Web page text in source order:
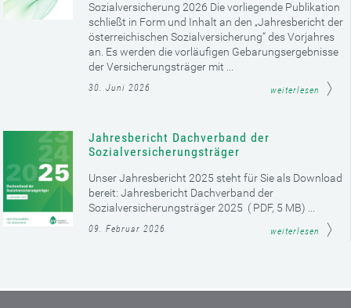
Sozialversicherung 2026 Die vorliegende Publikation
schließt in Form und Inhalt an den „Jahresbericht der
österreichischen Sozialversicherung“ des Vorjahres
an. Es werden die vorläufigen Gebarungsergebnisse
der Versicherungsträger mit ...
30. Juni 2026 weiterlesen
Jahresbericht Dachverband der
Sozialversicherungsträger
Unser Jahresbericht 2025 steht für Sie als Download
bereit: Jahresbericht Dachverband der
Sozialversicherungsträger 2025 ( PDF, 5 MB) ...
09. Februar 2026 weiterlesen